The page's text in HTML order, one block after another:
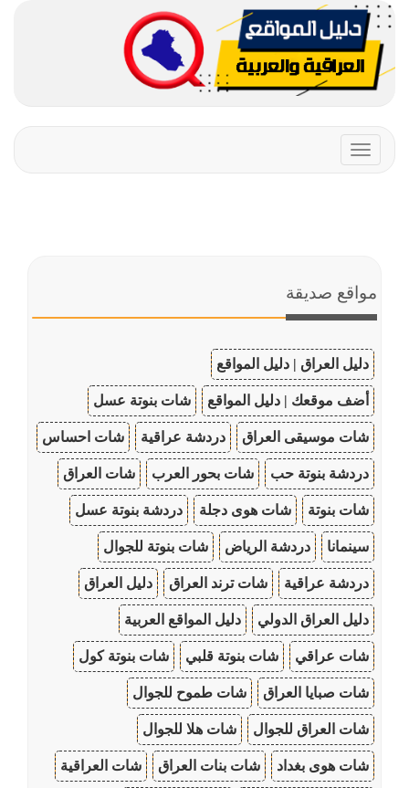
Toggle
navigation
مواقع صديقة
دليل العراق | دليل المواقع
أضف موقعك | دليل المواقع شات بنوتة عسل
شات موسيقى العراق دردشة عراقية شات احساس
دردشة بنوتة حب شات بحور العرب شات العراق
شات بنوتة شات هوى دجلة دردشة بنوتة عسل
سينمانا دردشة الرياض شات بنوتة للجوال
دردشة عراقية شات ترند العراق دليل العراق
دليل العراق الدولي دليل المواقع العربية
شات عراقي شات بنوتة قلبي شات بنوتة كول
شات صبايا العراق شات طموح للجوال
شات العراق للجوال شات هلا للجوال
شات هوى بغداد شات بنات العراق شات العراقية